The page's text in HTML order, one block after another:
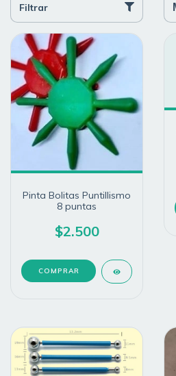
Filtrar
Pinta Bolitas Puntillismo
8 puntas
$2.500